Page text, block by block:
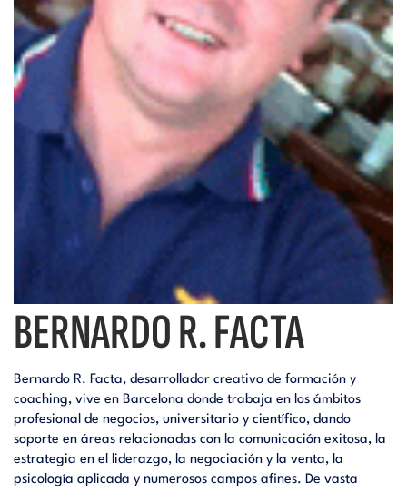
d
i
t
o
r
i
a
l
t
o
r
a
lBERNARDO R. FACTA
Bernardo R. Facta, desarrollador creativo de formación y
coaching, vive en Barcelona donde trabaja en los ámbitos
profesional de negocios, universitario y científico, dando
soporte en áreas relacionadas con la comunicación exitosa, la
estrategia en el liderazgo, la negociación y la venta, la
psicología aplicada y numerosos campos afines. De vasta